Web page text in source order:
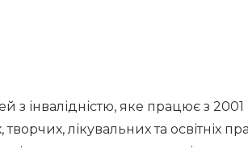
з інвалідністю, яке працює з 2001
лікувальних та освітніх